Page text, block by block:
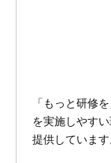
「もっと研修
を実施しやす
提供しています